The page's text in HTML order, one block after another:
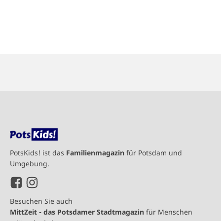
PotsKids! ist das Familienmagazin für Potsdam und
Umgebung.
Besuchen Sie auch
MittZeit - das Potsdamer Stadtmagazin für Menschen